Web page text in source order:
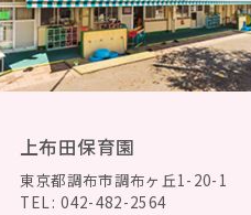
上布田保育園
東京都調布市調布ヶ丘1-20-1
TEL: 042-482-2564